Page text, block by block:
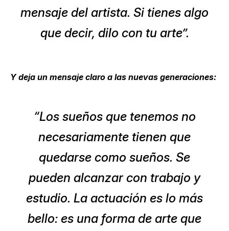
mensaje del artista. Si tienes algo
que decir, dilo con tu arte”.
Y deja un mensaje claro a las nuevas generaciones:
“Los sueños que tenemos no
necesariamente tienen que
quedarse como sueños. Se
pueden alcanzar con trabajo y
estudio. La actuación es lo más
bello: es una forma de arte que